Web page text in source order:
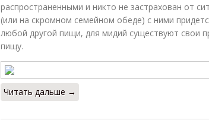
распространенными и никто не застрахован от
(или на скромном семейном обеде) с ними
любой другой пищи, для мидий существуют свои
пищу.
Читать дальше →